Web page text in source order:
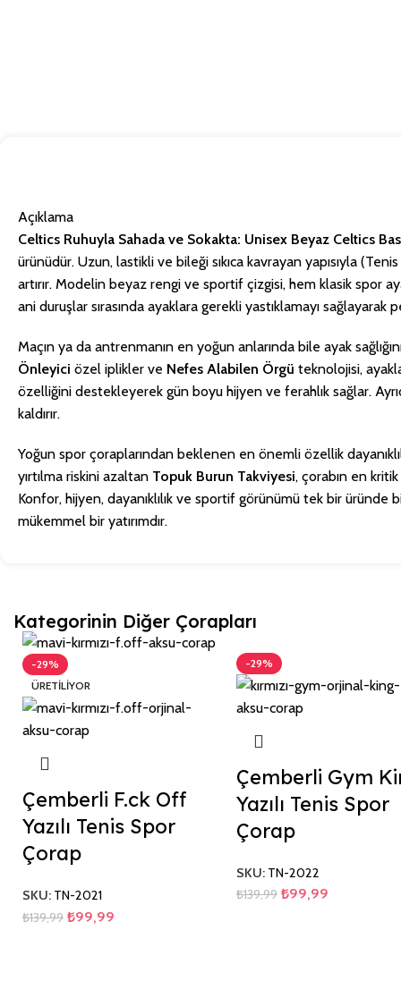
Açıklama
Celtics Ruhuyla Sahada ve Sokakta: Unisex Beyaz Celtics
ürünüdür. Uzun, lastikli ve bileği sıkıca kavrayan yapısıyla
artırır. Modelin beyaz rengi ve sportif çizgisi, hem klasik spor
ani duruşlar sırasında ayaklara gerekli yastıklamayı
Maçın ya da antrenmanın en yoğun anlarında bile ayak
Önleyici özel iplikler ve Nefes Alabilen Örgü teknolojisi,
özelliğini destekleyerek gün boyu hijyen ve ferahlık sağlar.
kaldırır.
Yoğun spor çoraplarından beklenen en önemli özellik
yırtılma riskini azaltan Topuk Burun Takviyesi, çorabın en
Konfor, hijyen, dayanıklılık ve sportif görünümü tek bir
mükemmel bir yatırımdır.
Kategorinin Diğer Çorapları
-29%
ÜRETILIYOR
Çemberli F.ck Off
Yazılı Tenis Spor
Çorap
SKU: TN-2021
₺139,99 ₺99,99
-29%
Çemberli Gym
Yazılı Tenis Spor
Çorap
SKU: TN-2022
₺139,99 ₺99,99